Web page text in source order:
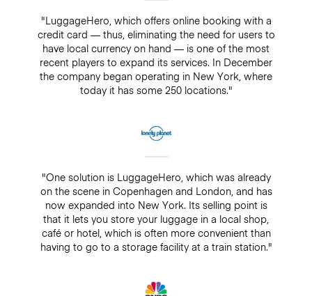
"LuggageHero, which offers online booking with a
credit card — thus, eliminating the need for users to
have local currency on hand — is one of the most
recent players to expand its services. In December
the company began operating in New York, where
today it has some 250 locations."
"One solution is LuggageHero, which was already
on the scene in Copenhagen and London, and has
now expanded into New York. Its selling point is
that it lets you store your luggage in a local shop,
café or hotel, which is often more convenient than
having to go to a storage facility at a train station."